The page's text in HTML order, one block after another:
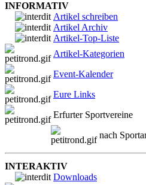
INFORMATIV
Artikel schreiben
Artikel Archiv
Artikel-Top-Liste
Artikel-Kategorien
Event-Kalender
Eure Links
Erfurter Sportvereine
nach
INTERAKTIV
Downloads